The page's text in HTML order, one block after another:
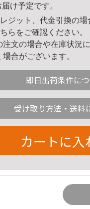
け予定です。
ジット、代金引換の
ら をご確認ください。
文の場合や在庫状況
合がございます。
即日出荷条件に
受け取り方法・送料
カートに入